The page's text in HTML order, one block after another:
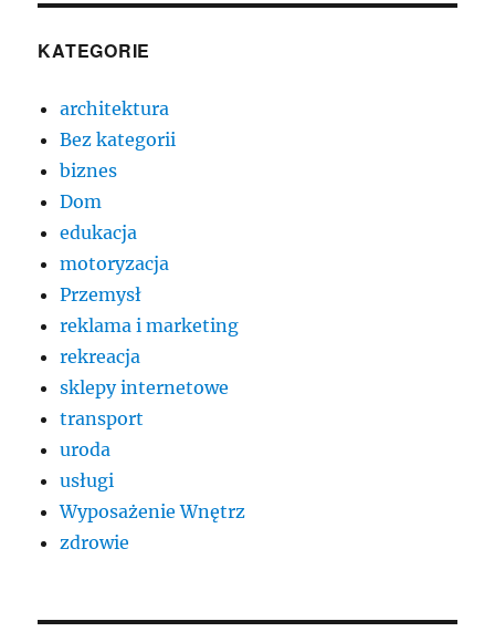
KATEGORIE
architektura
Bez kategorii
biznes
Dom
edukacja
motoryzacja
Przemysł
reklama i marketing
rekreacja
sklepy internetowe
transport
uroda
usługi
Wyposażenie Wnętrz
zdrowie